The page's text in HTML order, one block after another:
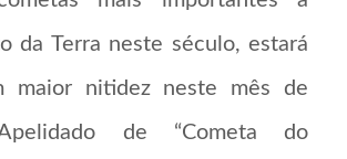
da Terra neste século, estará
maior nitidez neste mês de
de “Cometa do